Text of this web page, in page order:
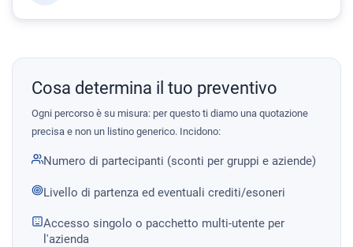
Cosa determina il tuo preventivo
Ogni percorso è su misura: per questo ti diamo una quotazione
precisa e non un listino generico. Incidono:
Numero di partecipanti (sconti per gruppi e aziende)
Livello di partenza ed eventuali crediti/esoneri
Accesso singolo o pacchetto multi-utente per
l'azienda